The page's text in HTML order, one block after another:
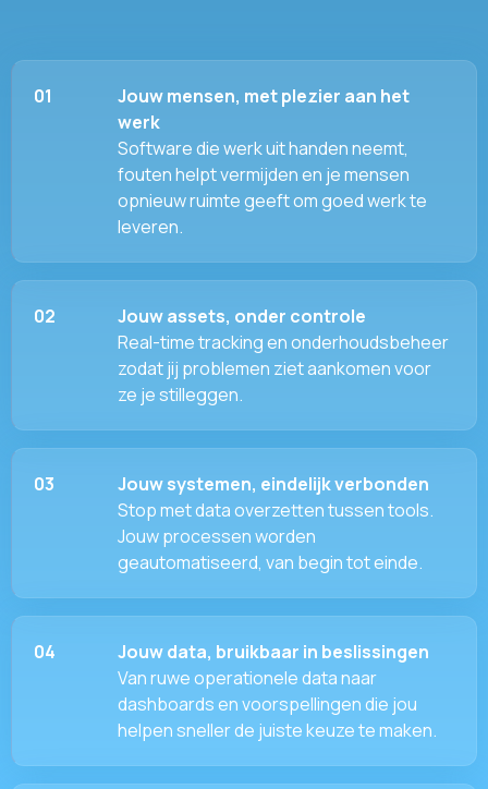
01
Jouw mensen, met plezier aan het
werk
Software die werk uit handen neemt,
fouten helpt vermijden en je mensen
opnieuw ruimte geeft om goed werk te
leveren.
02
Jouw assets, onder controle
Real-time tracking en onderhoudsbeheer
zodat jij problemen ziet aankomen voor
ze je stilleggen.
03
Jouw systemen, eindelijk verbonden
Stop met data overzetten tussen tools.
Jouw processen worden
geautomatiseerd, van begin tot einde.
04
Jouw data, bruikbaar in beslissingen
Van ruwe operationele data naar
dashboards en voorspellingen die jou
helpen sneller de juiste keuze te maken.